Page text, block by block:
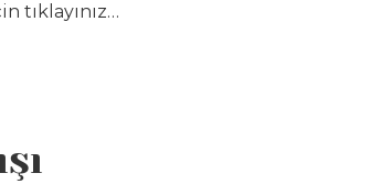
tıklayınız…